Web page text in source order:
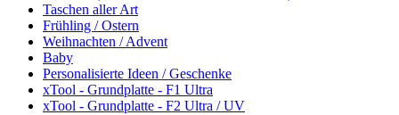
Taschen aller Art
Frühling / Ostern
Weihnachten / Advent
Baby
Personalisierte Ideen / Geschenke
xTool - Grundplatte - F1 Ultra
xTool - Grundplatte - F2 Ultra / UV